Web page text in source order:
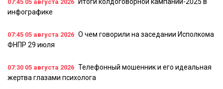
07:45 05 августа 2026
инфографике
07:45 05 августа 2026 О чем говорили на заседании Исполкома
ФНПР 29 июля
07:30 05 августа 2026 Телефонный мошенник и его идеальная
жертва глазами психолога